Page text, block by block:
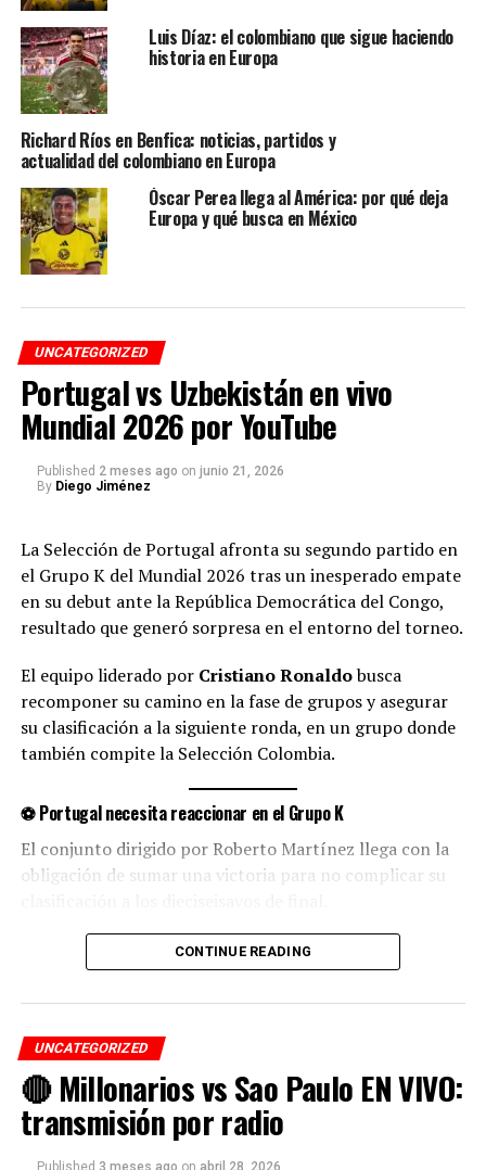
📍 Estadio Akron – Guadalajara
📺 Transmisión
👉 Exclusiva por el canal de YouTube de Radio Colombia
Internacional
RELATED TOPICS:
NÉSTOR LORENZO
RADIO COLOMBIA INTERNACIONAL
SELECCIÓN COLOMBIA
UP NEXT
YouTube
DON'T MISS
Millonarios vs Sao Paulo EN VIVO: míralo en YouTube
Diego Jiménez
Medellín y enfoque en audiencias en Colombia y Estados
Unidos. Especializado en fútbol colombiano, transmisiones en
vivo y cobertura de ligas nacionales e internacionales. Con
experiencia en radio online y medios digitales, se ha
consolidado como comentarista deportivo, destacándose por
el análisis de partidos, manejo de datos del fútbol, entrevistas
y elaboración de perfiles de jugadores y equipos. Diego
Jiménez periodista es creador de contenido enfocado en
ayudar a los aficionados a escuchar fútbol colombiano en vivo
a través de plataformas digitales.
Luis Díaz: el colombiano que sigue haciendo
historia en Europa
Richard Ríos en Benfica: noticias, partidos y
actualidad del colombiano en Europa
Óscar Perea llega al América: por qué deja
Europa y qué busca en México
UNCATEGORIZED
Portugal vs Uzbekistán en vivo
Mundial 2026 por YouTube
Published 2 meses ago on junio 21, 2026
By Diego Jiménez
La Selección de Portugal afronta su segundo partido en
el Grupo K del Mundial 2026 tras un inesperado empate
en su debut ante la República Democrática del Congo,
resultado que generó sorpresa en el entorno del torneo.
El equipo liderado por Cristiano Ronaldobusca
recomponer su camino en la fase de grupos y asegurar
su clasificación a la siguiente ronda, en un grupo donde
también compite la Selección Colombia.
⚽ Portugal necesita reaccionar en el Grupo K
El conjunto dirigido por Roberto Martínez llega con la
obligación de sumar una victoria para no complicar su
Portugal es considerada una de las selecciones
candidatas al título, por el nivel de su plantilla y la
experiencia de su proceso competitivo.
🏟️ Contexto del partido
El encuentro ante Uzbekistán representa una
oportunidad clave para recuperar confianza y mejorar
su posición en el grupo, luego de dejar puntos
CONTINUE READING
UNCATEGORIZED
🔴 Millonarios vs Sao Paulo EN VIVO:
transmisión por radio
Published 3 meses ago on abril 28, 2026